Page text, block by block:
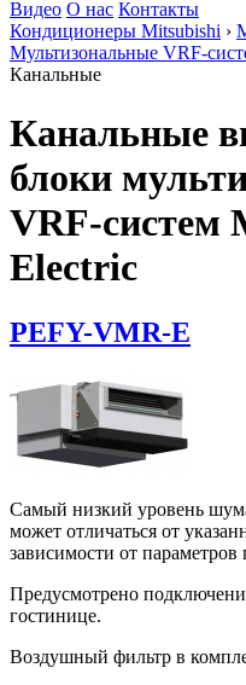
Видео О нас Контакты
Кондиционеры Mitsubishi ›
Мультизональные VRF-
Канальные
Канальные
блоки
VRF-систем
Electric
PEFY-VMR-E
Самый низкий уровень
может отличаться от
зависимости от
Предусмотрено
гостинице.
Воздушный фильтр в